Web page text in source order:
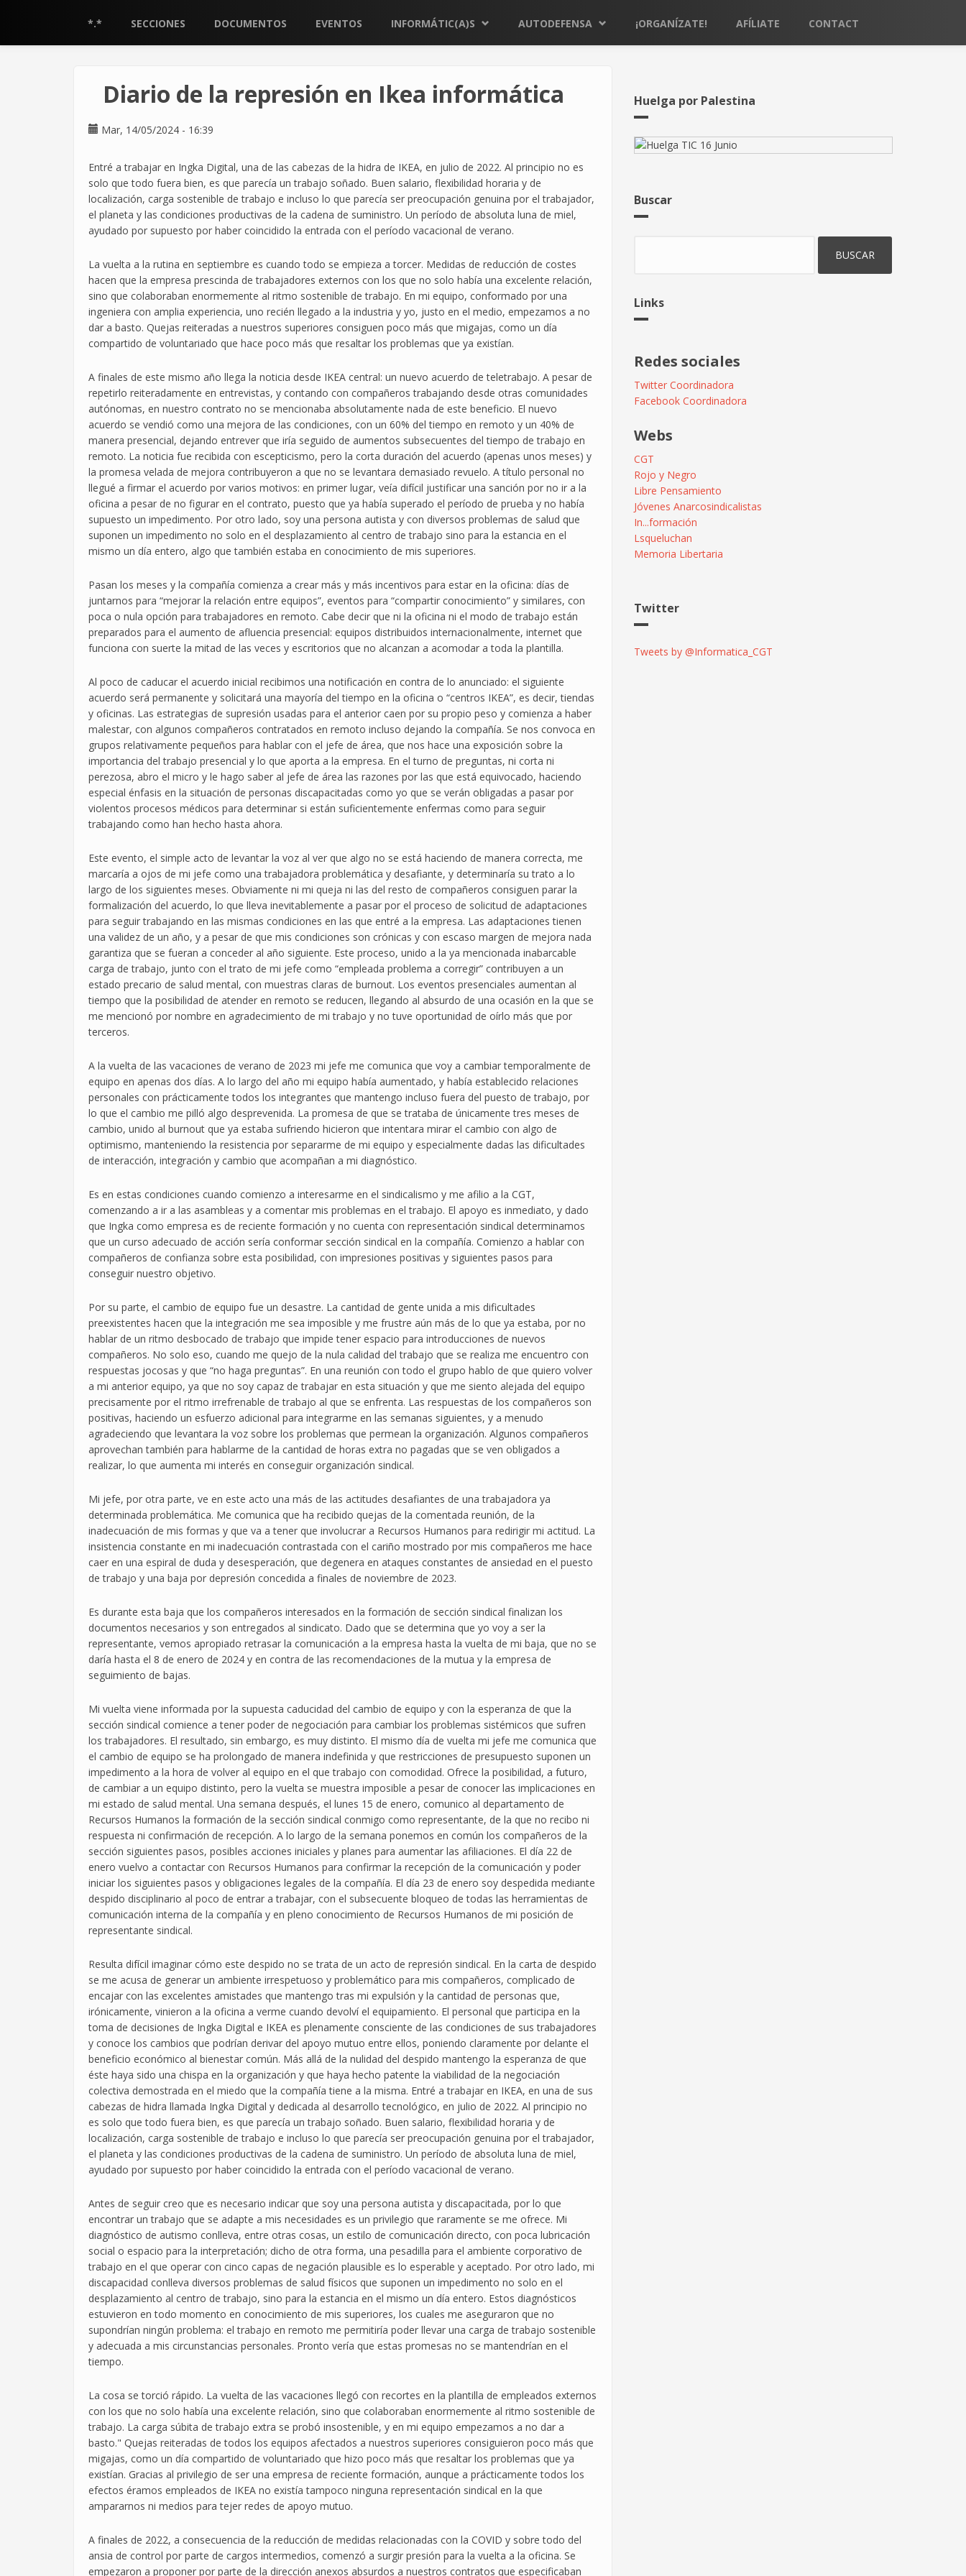
*.* SECCIONES DOCUMENTOS EVENTOS INFORMÁTIC(A)S AUTODEFENSA ¡ORGANÍZATE! AFÍLIATE CONTACT
Diario de la represión en Ikea informática
Mar, 14/05/2024 - 16:39
Entré a trabajar en Ingka Digital, una de las cabezas de la hidra de IKEA, en julio de 2022. Al principio no es
solo que todo fuera bien, es que parecía un trabajo soñado. Buen salario, flexibilidad horaria y de
localización, carga sostenible de trabajo e incluso lo que parecía ser preocupación genuina por el trabajador,
el planeta y las condiciones productivas de la cadena de suministro. Un período de absoluta luna de miel,
ayudado por supuesto por haber coincidido la entrada con el período vacacional de verano.
La vuelta a la rutina en septiembre es cuando todo se empieza a torcer. Medidas de reducción de costes
hacen que la empresa prescinda de trabajadores externos con los que no solo había una excelente relación,
sino que colaboraban enormemente al ritmo sostenible de trabajo. En mi equipo, conformado por una
ingeniera con amplia experiencia, uno recién llegado a la industria y yo, justo en el medio, empezamos a no
dar a basto. Quejas reiteradas a nuestros superiores consiguen poco más que migajas, como un día
compartido de voluntariado que hace poco más que resaltar los problemas que ya existían.
A finales de este mismo año llega la noticia desde IKEA central: un nuevo acuerdo de teletrabajo. A pesar de
repetirlo reiteradamente en entrevistas, y contando con compañeros trabajando desde otras comunidades
autónomas, en nuestro contrato no se mencionaba absolutamente nada de este beneficio. El nuevo
acuerdo se vendió como una mejora de las condiciones, con un 60% del tiempo en remoto y un 40% de
manera presencial, dejando entrever que iría seguido de aumentos subsecuentes del tiempo de trabajo en
remoto. La noticia fue recibida con escepticismo, pero la corta duración del acuerdo (apenas unos meses) y
la promesa velada de mejora contribuyeron a que no se levantara demasiado revuelo. A título personal no
llegué a firmar el acuerdo por varios motivos: en primer lugar, veía difícil justificar una sanción por no ir a la
oficina a pesar de no figurar en el contrato, puesto que ya había superado el período de prueba y no había
supuesto un impedimento. Por otro lado, soy una persona autista y con diversos problemas de salud que
suponen un impedimento no solo en el desplazamiento al centro de trabajo sino para la estancia en el
mismo un día entero, algo que también estaba en conocimiento de mis superiores.
Pasan los meses y la compañía comienza a crear más y más incentivos para estar en la oficina: días de
juntarnos para “mejorar la relación entre equipos”, eventos para “compartir conocimiento” y similares, con
poca o nula opción para trabajadores en remoto. Cabe decir que ni la oficina ni el modo de trabajo están
preparados para el aumento de afluencia presencial: equipos distribuidos internacionalmente, internet que
funciona con suerte la mitad de las veces y escritorios que no alcanzan a acomodar a toda la plantilla.
Al poco de caducar el acuerdo inicial recibimos una notificación en contra de lo anunciado: el siguiente
acuerdo será permanente y solicitará una mayoría del tiempo en la oficina o “centros IKEA”, es decir, tiendas
y oficinas. Las estrategias de supresión usadas para el anterior caen por su propio peso y comienza a haber
malestar, con algunos compañeros contratados en remoto incluso dejando la compañía. Se nos convoca en
grupos relativamente pequeños para hablar con el jefe de área, que nos hace una exposición sobre la
importancia del trabajo presencial y lo que aporta a la empresa. En el turno de preguntas, ni corta ni
perezosa, abro el micro y le hago saber al jefe de área las razones por las que está equivocado, haciendo
especial énfasis en la situación de personas discapacitadas como yo que se verán obligadas a pasar por
violentos procesos médicos para determinar si están suficientemente enfermas como para seguir
trabajando como han hecho hasta ahora.
Este evento, el simple acto de levantar la voz al ver que algo no se está haciendo de manera correcta, me
marcaría a ojos de mi jefe como una trabajadora problemática y desafiante, y determinaría su trato a lo
largo de los siguientes meses. Obviamente ni mi queja ni las del resto de compañeros consiguen parar la
formalización del acuerdo, lo que lleva inevitablemente a pasar por el proceso de solicitud de adaptaciones
para seguir trabajando en las mismas condiciones en las que entré a la empresa. Las adaptaciones tienen
una validez de un año, y a pesar de que mis condiciones son crónicas y con escaso margen de mejora nada
garantiza que se fueran a conceder al año siguiente. Este proceso, unido a la ya mencionada inabarcable
carga de trabajo, junto con el trato de mi jefe como “empleada problema a corregir” contribuyen a un
estado precario de salud mental, con muestras claras de burnout. Los eventos presenciales aumentan al
tiempo que la posibilidad de atender en remoto se reducen, llegando al absurdo de una ocasión en la que se
me mencionó por nombre en agradecimiento de mi trabajo y no tuve oportunidad de oírlo más que por
terceros.
A la vuelta de las vacaciones de verano de 2023 mi jefe me comunica que voy a cambiar temporalmente de
equipo en apenas dos días. A lo largo del año mi equipo había aumentado, y había establecido relaciones
personales con prácticamente todos los integrantes que mantengo incluso fuera del puesto de trabajo, por
lo que el cambio me pilló algo desprevenida. La promesa de que se trataba de únicamente tres meses de
cambio, unido al burnout que ya estaba sufriendo hicieron que intentara mirar el cambio con algo de
optimismo, manteniendo la resistencia por separarme de mi equipo y especialmente dadas las dificultades
de interacción, integración y cambio que acompañan a mi diagnóstico.
Es en estas condiciones cuando comienzo a interesarme en el sindicalismo y me afilio a la CGT,
comenzando a ir a las asambleas y a comentar mis problemas en el trabajo. El apoyo es inmediato, y dado
que Ingka como empresa es de reciente formación y no cuenta con representación sindical determinamos
que un curso adecuado de acción sería conformar sección sindical en la compañía. Comienzo a hablar con
compañeros de confianza sobre esta posibilidad, con impresiones positivas y siguientes pasos para
conseguir nuestro objetivo.
Por su parte, el cambio de equipo fue un desastre. La cantidad de gente unida a mis dificultades
preexistentes hacen que la integración me sea imposible y me frustre aún más de lo que ya estaba, por no
hablar de un ritmo desbocado de trabajo que impide tener espacio para introducciones de nuevos
compañeros. No solo eso, cuando me quejo de la nula calidad del trabajo que se realiza me encuentro con
respuestas jocosas y que “no haga preguntas”. En una reunión con todo el grupo hablo de que quiero volver
a mi anterior equipo, ya que no soy capaz de trabajar en esta situación y que me siento alejada del equipo
precisamente por el ritmo irrefrenable de trabajo al que se enfrenta. Las respuestas de los compañeros son
positivas, haciendo un esfuerzo adicional para integrarme en las semanas siguientes, y a menudo
agradeciendo que levantara la voz sobre los problemas que permean la organización. Algunos compañeros
aprovechan también para hablarme de la cantidad de horas extra no pagadas que se ven obligados a
realizar, lo que aumenta mi interés en conseguir organización sindical.
Mi jefe, por otra parte, ve en este acto una más de las actitudes desafiantes de una trabajadora ya
determinada problemática. Me comunica que ha recibido quejas de la comentada reunión, de la
inadecuación de mis formas y que va a tener que involucrar a Recursos Humanos para redirigir mi actitud. La
insistencia constante en mi inadecuación contrastada con el cariño mostrado por mis compañeros me hace
caer en una espiral de duda y desesperación, que degenera en ataques constantes de ansiedad en el puesto
de trabajo y una baja por depresión concedida a finales de noviembre de 2023.
Es durante esta baja que los compañeros interesados en la formación de sección sindical finalizan los
documentos necesarios y son entregados al sindicato. Dado que se determina que yo voy a ser la
representante, vemos apropiado retrasar la comunicación a la empresa hasta la vuelta de mi baja, que no se
daría hasta el 8 de enero de 2024 y en contra de las recomendaciones de la mutua y la empresa de
seguimiento de bajas.
Mi vuelta viene informada por la supuesta caducidad del cambio de equipo y con la esperanza de que la
sección sindical comience a tener poder de negociación para cambiar los problemas sistémicos que sufren
los trabajadores. El resultado, sin embargo, es muy distinto. El mismo día de vuelta mi jefe me comunica que
el cambio de equipo se ha prolongado de manera indefinida y que restricciones de presupuesto suponen un
impedimento a la hora de volver al equipo en el que trabajo con comodidad. Ofrece la posibilidad, a futuro,
de cambiar a un equipo distinto, pero la vuelta se muestra imposible a pesar de conocer las implicaciones en
mi estado de salud mental. Una semana después, el lunes 15 de enero, comunico al departamento de
Recursos Humanos la formación de la sección sindical conmigo como representante, de la que no recibo ni
respuesta ni confirmación de recepción. A lo largo de la semana ponemos en común los compañeros de la
sección siguientes pasos, posibles acciones iniciales y planes para aumentar las afiliaciones. El día 22 de
enero vuelvo a contactar con Recursos Humanos para confirmar la recepción de la comunicación y poder
iniciar los siguientes pasos y obligaciones legales de la compañía. El día 23 de enero soy despedida mediante
despido disciplinario al poco de entrar a trabajar, con el subsecuente bloqueo de todas las herramientas de
comunicación interna de la compañía y en pleno conocimiento de Recursos Humanos de mi posición de
representante sindical.
Resulta difícil imaginar cómo este despido no se trata de un acto de represión sindical. En la carta de despido
se me acusa de generar un ambiente irrespetuoso y problemático para mis compañeros, complicado de
encajar con las excelentes amistades que mantengo tras mi expulsión y la cantidad de personas que,
irónicamente, vinieron a la oficina a verme cuando devolví el equipamiento. El personal que participa en la
toma de decisiones de Ingka Digital e IKEA es plenamente consciente de las condiciones de sus trabajadores
y conoce los cambios que podrían derivar del apoyo mutuo entre ellos, poniendo claramente por delante el
beneficio económico al bienestar común. Más allá de la nulidad del despido mantengo la esperanza de que
éste haya sido una chispa en la organización y que haya hecho patente la viabilidad de la negociación
colectiva demostrada en el miedo que la compañía tiene a la misma. Entré a trabajar en IKEA, en una de sus
cabezas de hidra llamada Ingka Digital y dedicada al desarrollo tecnológico, en julio de 2022. Al principio no
es solo que todo fuera bien, es que parecía un trabajo soñado. Buen salario, flexibilidad horaria y de
localización, carga sostenible de trabajo e incluso lo que parecía ser preocupación genuina por el trabajador,
el planeta y las condiciones productivas de la cadena de suministro. Un período de absoluta luna de miel,
ayudado por supuesto por haber coincidido la entrada con el período vacacional de verano.
Antes de seguir creo que es necesario indicar que soy una persona autista y discapacitada, por lo que
encontrar un trabajo que se adapte a mis necesidades es un privilegio que raramente se me ofrece. Mi
diagnóstico de autismo conlleva, entre otras cosas, un estilo de comunicación directo, con poca lubricación
social o espacio para la interpretación; dicho de otra forma, una pesadilla para el ambiente corporativo de
trabajo en el que operar con cinco capas de negación plausible es lo esperable y aceptado. Por otro lado, mi
discapacidad conlleva diversos problemas de salud físicos que suponen un impedimento no solo en el
desplazamiento al centro de trabajo, sino para la estancia en el mismo un día entero. Estos diagnósticos
estuvieron en todo momento en conocimiento de mis superiores, los cuales me aseguraron que no
supondrían ningún problema: el trabajo en remoto me permitiría poder llevar una carga de trabajo sostenible
y adecuada a mis circunstancias personales. Pronto vería que estas promesas no se mantendrían en el
tiempo.
La cosa se torció rápido. La vuelta de las vacaciones llegó con recortes en la plantilla de empleados externos
con los que no solo había una excelente relación, sino que colaboraban enormemente al ritmo sostenible de
trabajo. La carga súbita de trabajo extra se probó insostenible, y en mi equipo empezamos a no dar a
basto." Quejas reiteradas de todos los equipos afectados a nuestros superiores consiguieron poco más que
migajas, como un día compartido de voluntariado que hizo poco más que resaltar los problemas que ya
existían. Gracias al privilegio de ser una empresa de reciente formación, aunque a prácticamente todos los
efectos éramos empleados de IKEA no existía tampoco ninguna representación sindical en la que
ampararnos ni medios para tejer redes de apoyo mutuo.
A finales de 2022, a consecuencia de la reducción de medidas relacionadas con la COVID y sobre todo del
ansia de control por parte de cargos intermedios, comenzó a surgir presión para la vuelta a la oficina. Se
empezaron a proponer por parte de la dirección anexos absurdos a nuestros contratos que especificaban
Huelga por Palestina
Buscar
Links
Redes sociales
Twitter Coordinadora
Facebook Coordinadora
Webs
CGT
Rojo y Negro
Libre Pensamiento
Jóvenes Anarcosindicalistas
In...formación
Lsqueluchan
Memoria Libertaria
Twitter
Tweets by @Informatica_CGT